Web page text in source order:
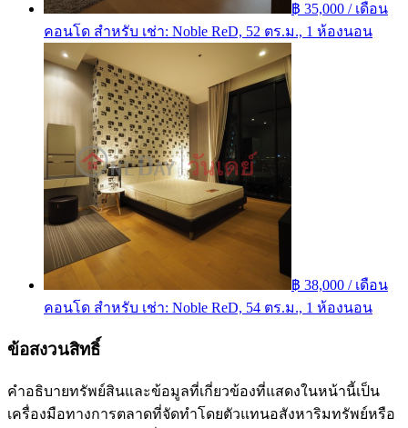
฿ 35,000 / เดือน
คอนโด สำหรับ เช่า: Noble ReD, 52 ตร.ม., 1 ห้องนอน
฿ 38,000 / เดือน
คอนโด สำหรับ เช่า: Noble ReD, 54 ตร.ม., 1 ห้องนอน
ข้อสงวนสิทธิ์
คำอธิบายทรัพย์สินและข้อมูลที่เกี่ยวข้องที่แสดงในหน้านี้เป็น
เครื่องมือทางการตลาดที่จัดทำโดยตัวแทนอสังหาริมทรัพย์หรือ